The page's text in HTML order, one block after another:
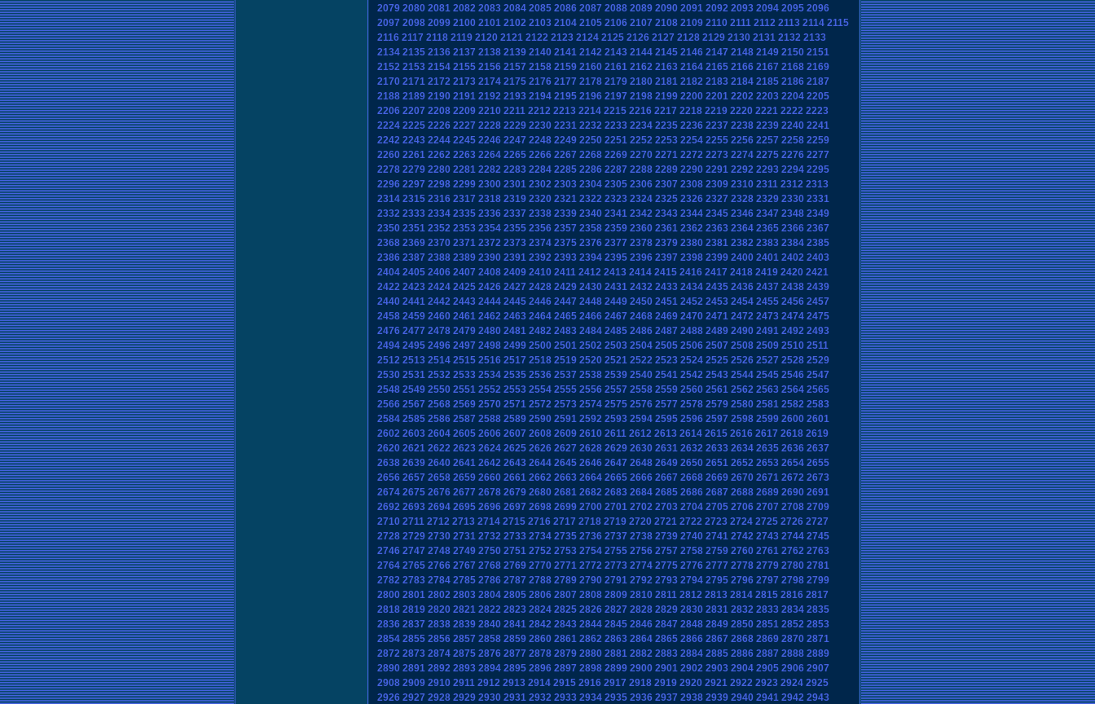
2079 2080 2081 2082 2083 2084 2085 2086 2087 2088 2089 2090 2091 2092 2093 2094 2095 2096
2097 2098 2099 2100 2101 2102 2103 2104 2105 2106 2107 2108 2109 2110 2111 2112 2113 2114 2115
2116 2117 2118 2119 2120 2121 2122 2123 2124 2125 2126 2127 2128 2129 2130 2131 2132 2133
2134 2135 2136 2137 2138 2139 2140 2141 2142 2143 2144 2145 2146 2147 2148 2149 2150 2151
2152 2153 2154 2155 2156 2157 2158 2159 2160 2161 2162 2163 2164 2165 2166 2167 2168 2169
2170 2171 2172 2173 2174 2175 2176 2177 2178 2179 2180 2181 2182 2183 2184 2185 2186 2187
2188 2189 2190 2191 2192 2193 2194 2195 2196 2197 2198 2199 2200 2201 2202 2203 2204 2205
2206 2207 2208 2209 2210 2211 2212 2213 2214 2215 2216 2217 2218 2219 2220 2221 2222 2223
2224 2225 2226 2227 2228 2229 2230 2231 2232 2233 2234 2235 2236 2237 2238 2239 2240 2241
2242 2243 2244 2245 2246 2247 2248 2249 2250 2251 2252 2253 2254 2255 2256 2257 2258 2259
2260 2261 2262 2263 2264 2265 2266 2267 2268 2269 2270 2271 2272 2273 2274 2275 2276 2277
2278 2279 2280 2281 2282 2283 2284 2285 2286 2287 2288 2289 2290 2291 2292 2293 2294 2295
2296 2297 2298 2299 2300 2301 2302 2303 2304 2305 2306 2307 2308 2309 2310 2311 2312 2313
2314 2315 2316 2317 2318 2319 2320 2321 2322 2323 2324 2325 2326 2327 2328 2329 2330 2331
2332 2333 2334 2335 2336 2337 2338 2339 2340 2341 2342 2343 2344 2345 2346 2347 2348 2349
2350 2351 2352 2353 2354 2355 2356 2357 2358 2359 2360 2361 2362 2363 2364 2365 2366 2367
2368 2369 2370 2371 2372 2373 2374 2375 2376 2377 2378 2379 2380 2381 2382 2383 2384 2385
2386 2387 2388 2389 2390 2391 2392 2393 2394 2395 2396 2397 2398 2399 2400 2401 2402 2403
2404 2405 2406 2407 2408 2409 2410 2411 2412 2413 2414 2415 2416 2417 2418 2419 2420 2421
2422 2423 2424 2425 2426 2427 2428 2429 2430 2431 2432 2433 2434 2435 2436 2437 2438 2439
2440 2441 2442 2443 2444 2445 2446 2447 2448 2449 2450 2451 2452 2453 2454 2455 2456 2457
2458 2459 2460 2461 2462 2463 2464 2465 2466 2467 2468 2469 2470 2471 2472 2473 2474 2475
2476 2477 2478 2479 2480 2481 2482 2483 2484 2485 2486 2487 2488 2489 2490 2491 2492 2493
2494 2495 2496 2497 2498 2499 2500 2501 2502 2503 2504 2505 2506 2507 2508 2509 2510 2511
2512 2513 2514 2515 2516 2517 2518 2519 2520 2521 2522 2523 2524 2525 2526 2527 2528 2529
2530 2531 2532 2533 2534 2535 2536 2537 2538 2539 2540 2541 2542 2543 2544 2545 2546 2547
2548 2549 2550 2551 2552 2553 2554 2555 2556 2557 2558 2559 2560 2561 2562 2563 2564 2565
2566 2567 2568 2569 2570 2571 2572 2573 2574 2575 2576 2577 2578 2579 2580 2581 2582 2583
2584 2585 2586 2587 2588 2589 2590 2591 2592 2593 2594 2595 2596 2597 2598 2599 2600 2601
2602 2603 2604 2605 2606 2607 2608 2609 2610 2611 2612 2613 2614 2615 2616 2617 2618 2619
2620 2621 2622 2623 2624 2625 2626 2627 2628 2629 2630 2631 2632 2633 2634 2635 2636 2637
2638 2639 2640 2641 2642 2643 2644 2645 2646 2647 2648 2649 2650 2651 2652 2653 2654 2655
2656 2657 2658 2659 2660 2661 2662 2663 2664 2665 2666 2667 2668 2669 2670 2671 2672 2673
2674 2675 2676 2677 2678 2679 2680 2681 2682 2683 2684 2685 2686 2687 2688 2689 2690 2691
2692 2693 2694 2695 2696 2697 2698 2699 2700 2701 2702 2703 2704 2705 2706 2707 2708 2709
2710 2711 2712 2713 2714 2715 2716 2717 2718 2719 2720 2721 2722 2723 2724 2725 2726 2727
2728 2729 2730 2731 2732 2733 2734 2735 2736 2737 2738 2739 2740 2741 2742 2743 2744 2745
2746 2747 2748 2749 2750 2751 2752 2753 2754 2755 2756 2757 2758 2759 2760 2761 2762 2763
2764 2765 2766 2767 2768 2769 2770 2771 2772 2773 2774 2775 2776 2777 2778 2779 2780 2781
2782 2783 2784 2785 2786 2787 2788 2789 2790 2791 2792 2793 2794 2795 2796 2797 2798 2799
2800 2801 2802 2803 2804 2805 2806 2807 2808 2809 2810 2811 2812 2813 2814 2815 2816 2817
2818 2819 2820 2821 2822 2823 2824 2825 2826 2827 2828 2829 2830 2831 2832 2833 2834 2835
2836 2837 2838 2839 2840 2841 2842 2843 2844 2845 2846 2847 2848 2849 2850 2851 2852 2853
2854 2855 2856 2857 2858 2859 2860 2861 2862 2863 2864 2865 2866 2867 2868 2869 2870 2871
2872 2873 2874 2875 2876 2877 2878 2879 2880 2881 2882 2883 2884 2885 2886 2887 2888 2889
2890 2891 2892 2893 2894 2895 2896 2897 2898 2899 2900 2901 2902 2903 2904 2905 2906 2907
2908 2909 2910 2911 2912 2913 2914 2915 2916 2917 2918 2919 2920 2921 2922 2923 2924 2925
2926 2927 2928 2929 2930 2931 2932 2933 2934 2935 2936 2937 2938 2939 2940 2941 2942 2943